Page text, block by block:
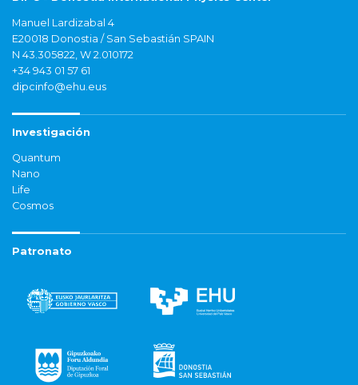
Manuel Lardizabal 4
E20018 Donostia / San Sebastián SPAIN
N 43.305822, W 2.010172
+34 943 01 57 61
dipcinfo@ehu.eus
Investigación
Quantum
Nano
Life
Cosmos
Patronato